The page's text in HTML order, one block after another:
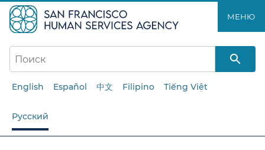
к
основному
содержанию​​
МЕНЮ​​
English Español 中文 Filipino Tiếng Việt
Русский